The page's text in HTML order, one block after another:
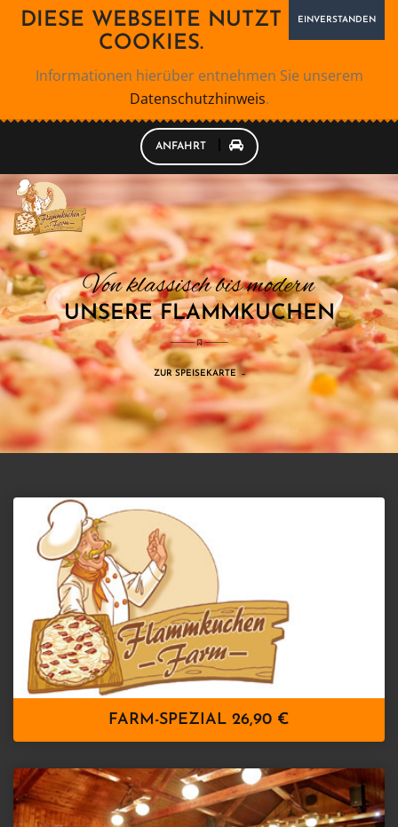
EINVERSTANDEN
DIESE WEBSEITE NUTZT
COOKIES.
Informationen hierüber entnehmen Sie unserem
Datenschutzhinweis.
ANFAHRT
Vonklassischbismodern
UNSERE FLAMMKUCHEN
ZUR SPEISEKARTE
FARM-SPEZIAL 26,90 €